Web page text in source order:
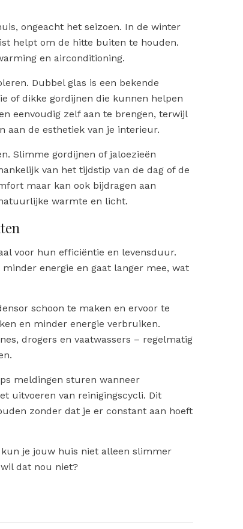
ongeacht het seizoen. In de winter
helpt om de hitte buiten te houden.
en airconditioning.
Dubbel glas is een bekende
of dikke gordijnen die kunnen helpen
eenvoudig zelf aan te brengen, terwijl
aan de esthetiek van je interieur.
Slimme gordijnen of jaloezieën
van het tijdstip van de dag of de
maar kan ook bijdragen aan
warmte en licht.
voor hun efficiëntie en levensduur.
energie en gaat langer mee, wat
schoon te maken en ervoor te
en minder energie verbruiken.
drogers en vaatwassers – regelmatig
meldingen sturen wanneer
uitvoeren van reinigingscycli. Dit
zonder dat je er constant aan hoeft
kun je jouw huis niet alleen slimmer
dat nou niet?